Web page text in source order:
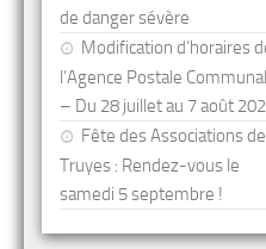
de danger sévère
Modification d’horaires
l’Agence Postale
– Du 28 juillet au 7 août
Fête des Associations de
Truyes : Rendez-vous le
samedi 5 septembre !